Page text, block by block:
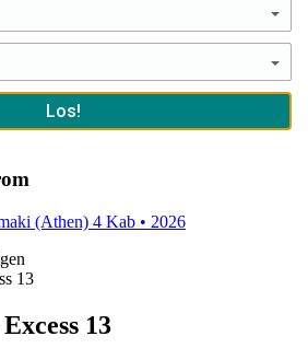
(Athen) 4 Kab • 2026
13
13